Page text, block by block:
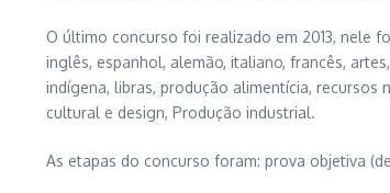
O último concurso foi realizado em 2013, nele
inglês, espanhol, alemão, italiano, francês,
indígena, libras, produção alimentícia, recursos
cultural e design, Produção industrial.
As etapas do concurso foram: prova objetiva